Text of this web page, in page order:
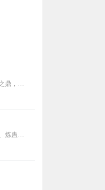
内容简介选择大于努力！武师们为陆地宝树打的头破血流，深水神草却无人问津。穿越成渔民的梁渠得水泽之鼎，炼化水猴子天赋，统御水兽，一路收割，踏上巅峰。【水猴子】→...
内容简介【黑暗文反派流封神之作】人是万物之灵，蛊是天地真精。一个穿越者不断重生的故事。一个养蛊、炼蛊、用蛊的奇特世界。配音组（男角色）老宝玉旁白...